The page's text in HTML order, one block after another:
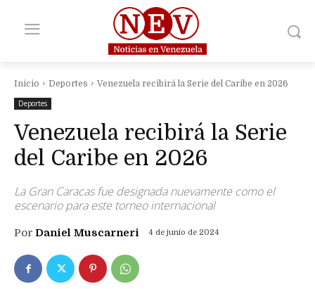
Inicio Deportes
Venezuela recibirá la Serie del Caribe en 2026
Deportes
Venezuela recibirá la Serie
del Caribe en 2026
La Gran Caracas fue designada nuevamente como el
escenario para este torneo internacional
Por Daniel Muscarneri 4 de junio de 2024